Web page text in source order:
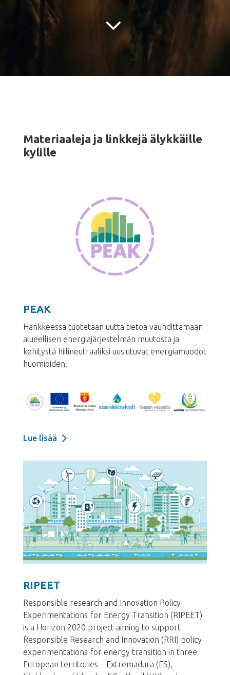
Materiaaleja ja linkkejä älykkäille
kylille
PEAK
Hankkeessa tuotetaan uutta tietoa vauhdittamaan
alueellisen energiajärjestelmän muutosta ja
kehitystä hiilineutraaliksi uusiutuvat energiamuodot
huomioiden.
Lue lisää
RIPEET
Responsible research and Innovation Policy
Experimentations for Energy Transition (RIPEET)
is a Horizon 2020 project aiming to support
Responsible Research and Innovation (RRI) policy
experimentations for energy transition in three
European territories – Extremadura (ES),